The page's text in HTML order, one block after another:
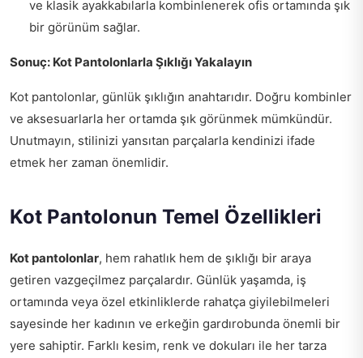
ve klasik ayakkabılarla kombinlenerek ofis ortamında şık
bir görünüm sağlar.
Sonuç: Kot Pantolonlarla Şıklığı Yakalayın
Kot pantolonlar, günlük şıklığın anahtarıdır. Doğru kombinler
ve aksesuarlarla her ortamda şık görünmek mümkündür.
Unutmayın, stilinizi yansıtan parçalarla kendinizi ifade
etmek her zaman önemlidir.
Kot Pantolonun Temel Özellikleri
Kot pantolonlar, hem rahatlık hem de şıklığı bir araya
getiren vazgeçilmez parçalardır. Günlük yaşamda, iş
ortamında veya özel etkinliklerde rahatça giyilebilmeleri
sayesinde her kadının ve erkeğin gardırobunda önemli bir
yere sahiptir. Farklı kesim, renk ve dokuları ile her tarza